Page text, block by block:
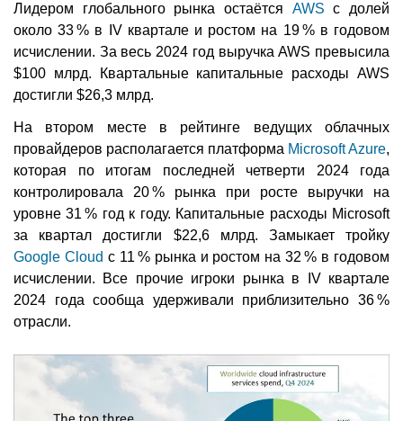
Лидером глобального рынка остаётся AWS с долей
около 33 % в IV квартале и ростом на 19 % в годовом
исчислении. За весь 2024 год выручка AWS превысила
$100 млрд. Квартальные капитальные расходы AWS
достигли $26,3 млрд.
На втором месте в рейтинге ведущих облачных
провайдеров располагается платформа Microsoft Azure,
которая по итогам последней четверти 2024 года
контролировала 20 % рынка при росте выручки на
уровне 31 % год к году. Капитальные расходы Microsoft
за квартал достигли $22,6 млрд. Замыкает тройку
Google Cloud с 11 % рынка и ростом на 32 % в годовом
исчислении. Все прочие игроки рынка в IV квартале
2024 года сообща удерживали приблизительно 36 %
отрасли.